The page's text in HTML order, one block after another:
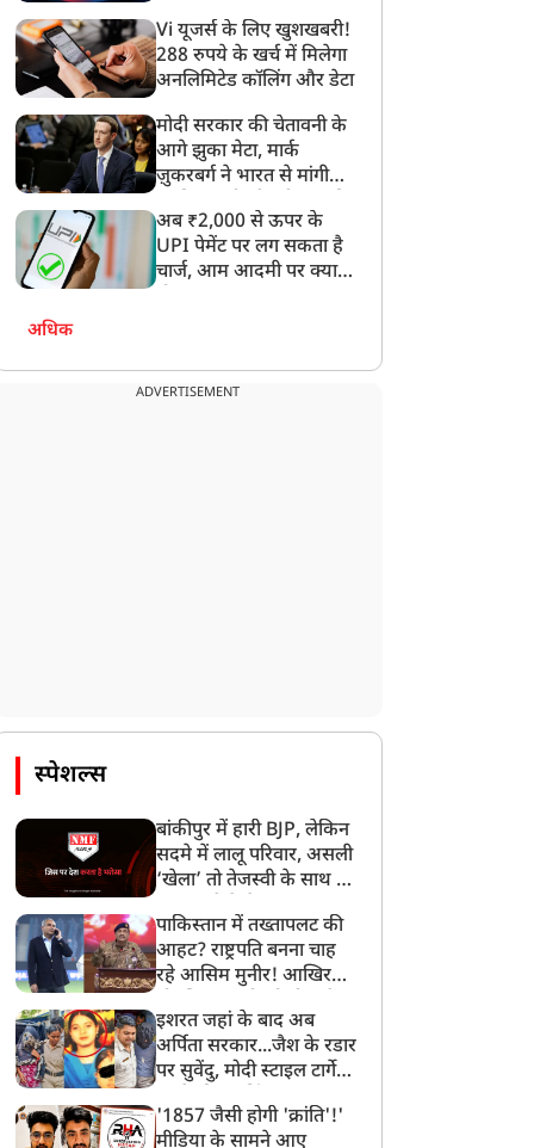
गया
Vi यूजर्स के लिए खुशखबरी!
288 रुपये के खर्च में मिलेगा
अनलिमिटेड कॉलिंग और डेटा
मोदी सरकार की चेतावनी के
आगे झुका मेटा, मार्क
ज़ुकरबर्ग ने भारत से मांगी
अब ₹2,000 से ऊपर के
UPI पेमेंट पर लग सकता है
चार्ज, आम आदमी पर क्या
अधिक
ADVERTISEMENT
स्पेशल्स
बांकीपुर में हारी BJP, लेकिन
सदमे में लालू परिवार, असली
‘खेला’ तो तेजस्वी के साथ हो
पाकिस्तान में तख्तापलट की
आहट? राष्ट्रपति बनना चाह
रहे आसिम मुनीर! आखिर
बनाया मोहरा?
इशरत जहां के बाद अब
अर्पिता सरकार...जैश के रडार
पर सुवेंदु, मोदी स्टाइल टार्गेट
बड़ा एक्शन!
'1857 जैसी होगी 'क्रांति'!'
मीडिया के सामने आए